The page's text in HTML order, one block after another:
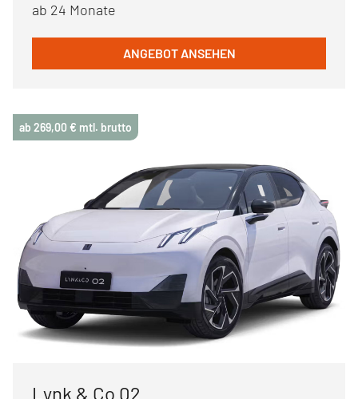
ab 24 Monate
ANGEBOT ANSEHEN
ab 269,00 € mtl. brutto
Lynk & Co 02